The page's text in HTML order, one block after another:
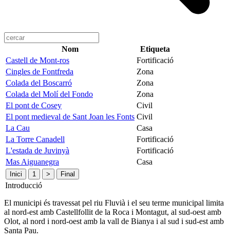
Nom
Etiqueta
Castell de Mont-ros
Fortificació
Cingles de Fontfreda
Zona
Colada del Boscarró
Zona
Colada del Molí del Fondo
Zona
El pont de Cosey
Civil
El pont medieval de Sant Joan les Fonts Civil
La Cau
Casa
La Torre Canadell
Fortificació
L'estada de Juvinyà
Fortificació
Mas Aiguanegra
Casa
Inici 1 > Final
Introducció
El municipi és travessat pel riu Fluvià i el seu terme municipal limita
al nord-est amb Castellfollit de la Roca i Montagut, al sud-oest amb
Olot, al nord i nord-oest amb la vall de Bianya i al sud i sud-est amb
Santa Pau.